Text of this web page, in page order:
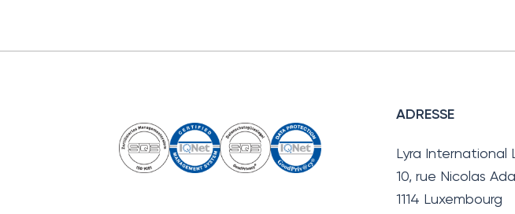
ADRESSE
Lyra International
10, rue Nicolas
1114 Luxembourg